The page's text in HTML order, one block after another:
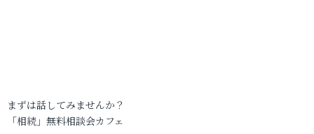
まずは話してみませんか？
「相続」無料相談会カフェ